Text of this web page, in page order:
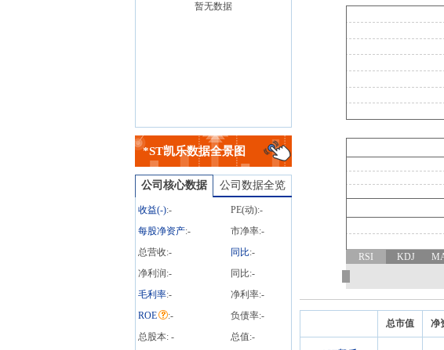
暂无数据
*ST凯乐数据全景图
公司核心数据 公司数据全览
收益(-):- PE(动):-
每股净资产:- 市净率:-
总营收:- 同比:-
净利润:- 同比:-
毛利率:- 净利率:-
ROE
:- 负债率:-
总股本: - 总值:-
RSI KDJ
总市值 净